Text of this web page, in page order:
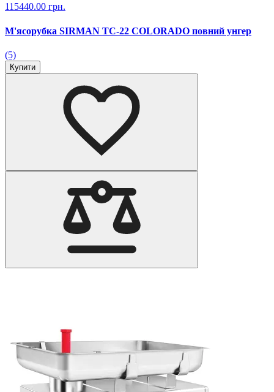
115440.00 грн.
М'ясорубка SIRMAN TC-22 COLORADO повний унгер
(5)
Купити